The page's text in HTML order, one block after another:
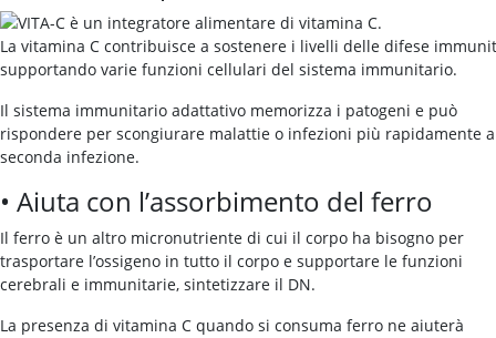
La vitamina C contribuisce a sostenere i livelli delle difese
supportando varie funzioni cellulari del sistema immunitario.
Il sistema immunitario adattativo memorizza i patogeni e può
rispondere per scongiurare malattie o infezioni più rapidamente
seconda infezione.
• Aiuta con l’assorbimento del ferro
Il ferro è un altro micronutriente di cui il corpo ha bisogno per
trasportare l’ossigeno in tutto il corpo e supportare le funzioni
cerebrali e immunitarie, sintetizzare il DN.
La presenza di vitamina C quando si consuma ferro ne aiuterà